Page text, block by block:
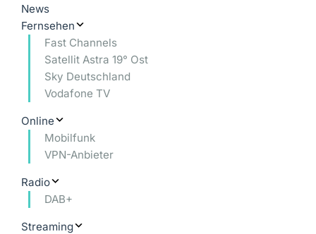
News
Fernsehen
Fast Channels
Satellit Astra 19° Ost
Sky Deutschland
Vodafone TV
Online
Mobilfunk
VPN-Anbieter
Radio
DAB+
Streaming